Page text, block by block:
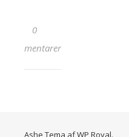
0
kommentarer
Ashe Tema afWP Royal.